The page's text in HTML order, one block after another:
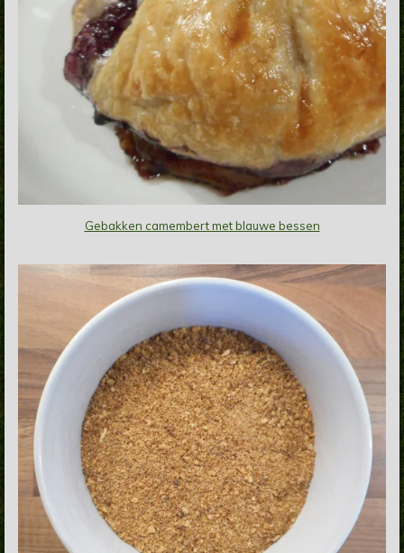
Gebakken camembert met blauwe bessen